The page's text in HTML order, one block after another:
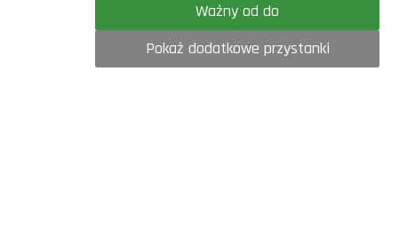
Ważny od do
Pokaż dodatkowe przystanki